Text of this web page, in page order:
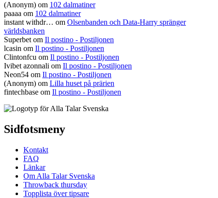
(Anonym) om 102 dalmatiner
paaaa om 102 dalmatiner
instant withdr… om Olsenbanden och Data-Harry spränger
världsbanken
Superbetom Il postino - Postiljonen
lcasin om Il postino - Postiljonen
Clintonfcu om Il postino - Postiljonen
Ivibet azonnali om Il postino - Postiljonen
Neon54 om Il postino - Postiljonen
(Anonym) om Lilla huset på prärien
fintechbase om Il postino - Postiljonen
Sidfotsmeny
Kontakt
FAQ
Länkar
Om Alla Talar Svenska
Throwback thursday
Topplista över tipsare